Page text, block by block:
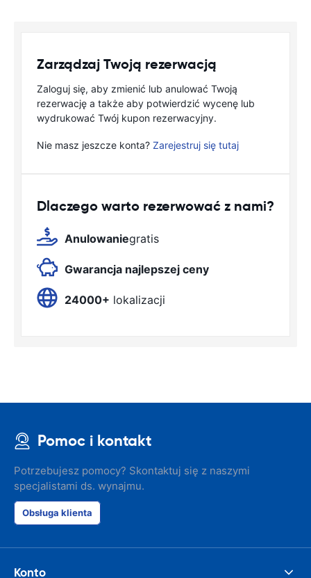
Zarządzaj Twoją rezerwacją
Zaloguj się, aby zmienić lub anulować Twoją
rezerwację a także aby potwierdzić wycenę lub
wydrukować Twój kupon rezerwacyjny.
Nie masz jeszcze konta? Zarejestruj się tutaj
Dlaczego warto rezerwować z nami?
Anulowaniegratis
Gwarancja najlepszej ceny
24000+ lokalizacji
Pomoc i kontakt
Potrzebujesz pomocy? Skontaktuj się z naszymi
specjalistami ds. wynajmu.
Obsługa klienta
Konto